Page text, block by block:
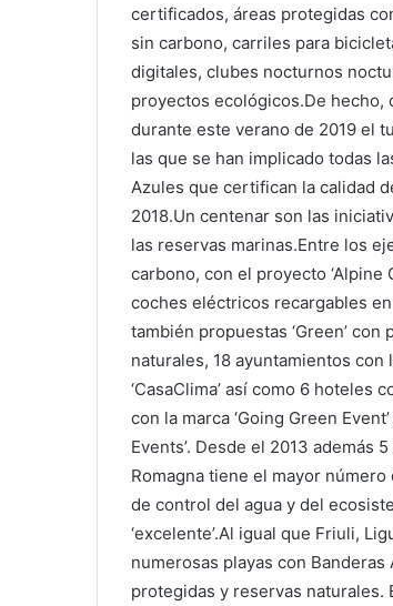
certificados, áreas protegidas
sin carbono, carriles para
digitales, clubes nocturnos
proyectos ecológicos.De hecho,
durante este verano de 2019 el
las que se han implicado todas
Azules que certifican la calidad
2018.Un centenar son las
las reservas marinas.Entre los
carbono, con el proyecto
coches eléctricos recargables
también propuestas ‘Green’
naturales, 18 ayuntamientos con
‘CasaClima’ así como 6
con la marca ‘Going Green
Events’. Desde el 2013
Romagna tiene el mayor
de control del agua y del
‘excelente’.Al igual que Friuli,
numerosas playas con
protegidas y reservas